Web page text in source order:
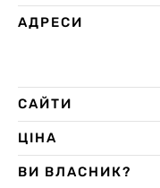
АДРЕСИ
САЙТИ
ЦІНА
ВИ ВЛАСНИК?